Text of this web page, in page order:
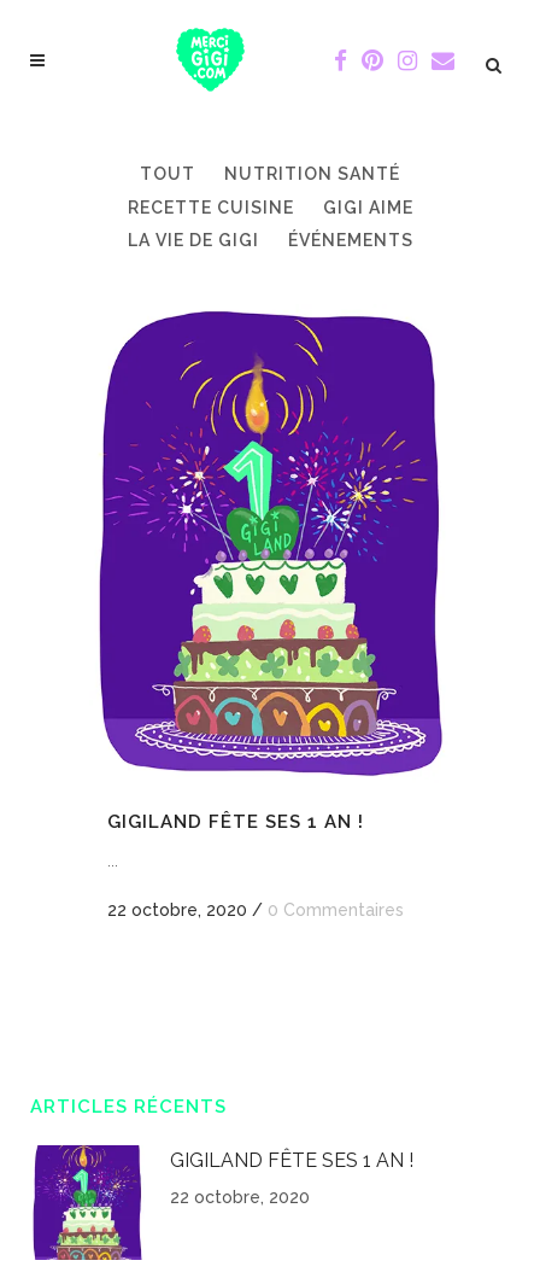
TOUT
NUTRITION SANTÉ
RECETTE CUISINE
GIGI AIME
LA VIE DE GIGI
ÉVÉNEMENTS
GIGILAND FÊTE SES 1 AN !
22 octobre, 2020 / 0 Commentaires
ARTICLES RÉCENTS
GIGILAND FÊTE SES 1 AN !
22 octobre, 2020